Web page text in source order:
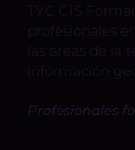
Profesionales